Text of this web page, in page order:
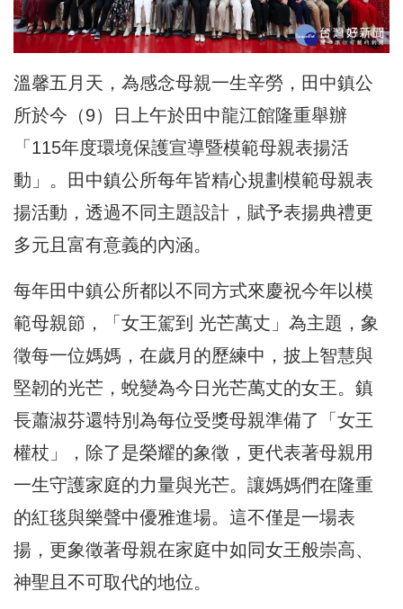
溫馨五月天，為感念母親一生辛勞，田中鎮公
所於今（9）日上午於田中龍江館隆重舉辦
「115年度環境保護宣導暨模範母親表揚活
動」。田中鎮公所每年皆精心規劃模範母親表
揚活動，透過不同主題設計，賦予表揚典禮更
多元且富有意義的內涵。
每年田中鎮公所都以不同方式來慶祝今年以模
範母親節，「女王駕到 光芒萬丈」為主題，象
徵每一位媽媽，在歲月的歷練中，披上智慧與
堅韌的光芒，蛻變為今日光芒萬丈的女王。鎮
長蕭淑芬還特別為每位受獎母親準備了「女王
權杖」，除了是榮耀的象徵，更代表著母親用
一生守護家庭的力量與光芒。讓媽媽們在隆重
的紅毯與樂聲中優雅進場。這不僅是一場表
揚，更象徵著母親在家庭中如同女王般崇高、
神聖且不可取代的地位。